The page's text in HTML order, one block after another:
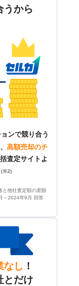
うから
ンで競り合う
高額売却のチ
査定サイトよ
(※2)
と他社査定額の差額
～2024年9月 回答
なし ！
とだけ